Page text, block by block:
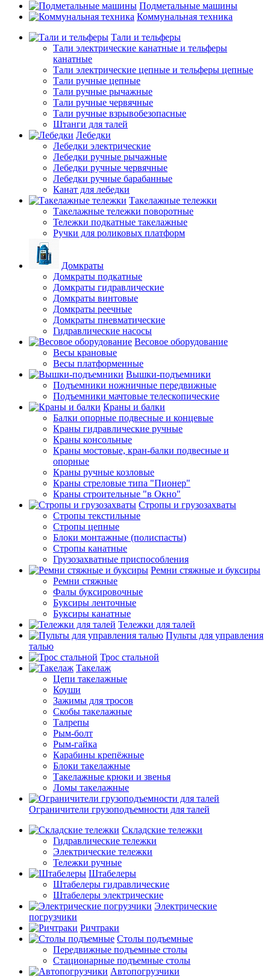
Подметальные машины
Коммунальная техника
Тали и тельферы
Тали электрические канатные и тельферы
канатные
Тали электрические цепные и тельферы цепные
Тали ручные цепные
Тали ручные рычажные
Тали ручные червячные
Тали ручные взрывобезопасные
Штанги для талей
Лебедки
Лебедки электрические
Лебедки ручные рычажные
Лебедки ручные червячные
Лебедки ручные барабанные
Канат для лебедки
Такелажные тележки
Такелажные тележки поворотные
Тележки подкатные такелажные
Ручки для роликовых платформ
Домкраты
Домкраты подкатные
Домкраты гидравлические
Домкраты винтовые
Домкраты реечные
Домкраты пневматические
Гидравлические насосы
Весовое оборудование
Весы крановые
Весы платформенные
Вышки-подъемники
Подъемники ножничные передвижные
Подъемники мачтовые телескопические
Краны и балки
Балки опорные подвесные и концевые
Краны гидравлические ручные
Краны консольные
Краны мостовые, кран-балки подвесные и
опорные
Краны ручные козловые
Краны стреловые типа "Пионер"
Краны строительные "в Окно"
Стропы и грузозахваты
Стропы текстильные
Стропы цепные
Блоки монтажные (полиспасты)
Стропы канатные
Грузозахватные приспособления
Ремни стяжные и буксиры
Ремни стяжные
Фалы буксировочные
Буксиры ленточные
Буксиры канатные
Тележки для талей
Пульты для управления
талью
Трос стальной
Такелаж
Цепи такелажные
Коуши
Зажимы для тросов
Скобы такелажные
Талрепы
Рым-болт
Рым-гайка
Карабины крепёжные
Блоки такелажные
Такелажные крюки и звенья
Ломы такелажные
Ограничители грузоподъемности для талей
Складские тележки
Гидравлические тележки
Электрические тележки
Тележки ручные
Штабелеры
Штабелеры гидравлические
Штабелеры электрические
Электрические
погрузчики
Ричтраки
Столы подъемные
Передвижные подъемные столы
Стационарные подъемные столы
Автопогрузчики